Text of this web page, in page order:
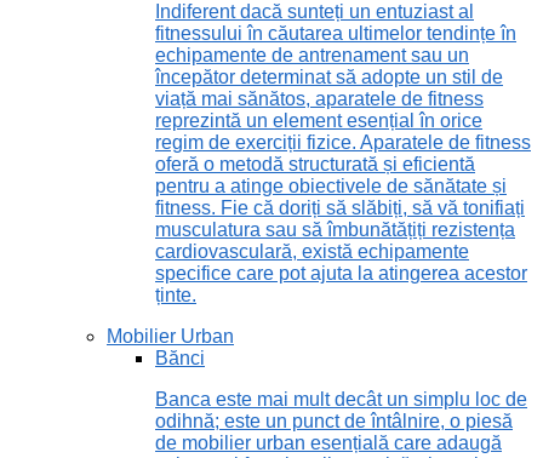
Indiferent dacă sunteți un entuziast al
fitnessului în căutarea ultimelor tendințe în
echipamente de antrenament sau un
începător determinat să adopte un stil de
viață mai sănătos, aparatele de fitness
reprezintă un element esențial în orice
regim de exerciții fizice. Aparatele de fitness
oferă o metodă structurată și eficientă
pentru a atinge obiectivele de sănătate și
fitness. Fie că doriți să slăbiți, să vă tonifiați
musculatura sau să îmbunătățiți rezistența
cardiovasculară, există echipamente
specifice care pot ajuta la atingerea acestor
ținte.
Mobilier Urban
Bănci
Banca este mai mult decât un simplu loc de
odihnă; este un punct de întâlnire, o piesă
de mobilier urban esențială care adaugă